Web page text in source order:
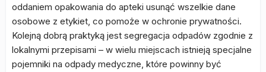
oddaniem opakowania do apteki usunąć wszelkie dane
osobowe z etykiet, co pomoże w ochronie prywatności.
Kolejną dobrą praktyką jest segregacja odpadów zgodnie z
lokalnymi przepisami – w wielu miejscach istnieją specjalne
pojemniki na odpady medyczne, które powinny być